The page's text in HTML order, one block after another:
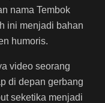
nama Tembok
ini menjadi bahan
humoris.
video seorang
di depan gerbang
seketika menjadi